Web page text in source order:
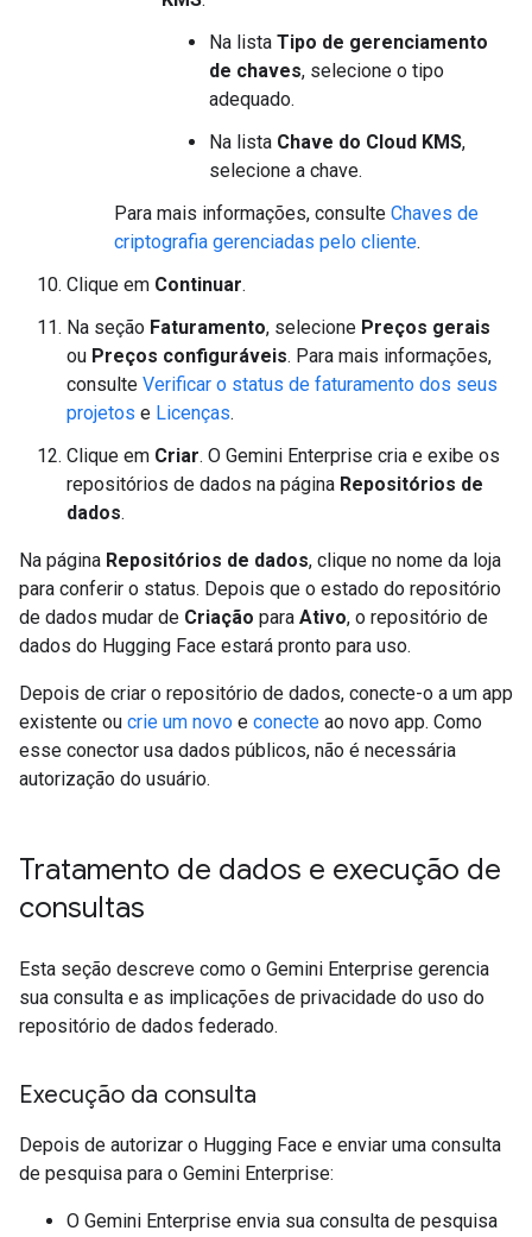
Na lista Tipo de gerenciamento
de chaves, selecione o tipo
adequado.
Na lista Chave do Cloud KMS,
selecione a chave.
Para mais informações, consulte Chaves de
criptografia gerenciadas pelo cliente.
Clique em Continuar.
Na seção Faturamento, selecione Preços gerais
ou Preços configuráveis. Para mais informações,
consulte Verificar o status de faturamento dos seus
projetos e Licenças.
Clique em Criar. O Gemini Enterprise cria e exibe os
repositórios de dados na página Repositórios de
dados.
Na página Repositórios de dados, clique no nome da loja
para conferir o status. Depois que o estado do repositório
de dados mudar de Criação para Ativo, o repositório de
dados do Hugging Face estará pronto para uso.
Depois de criar o repositório de dados, conecte-o a um app
existente ou crie um novo e conecte ao novo app. Como
esse conector usa dados públicos, não é necessária
autorização do usuário.
Tratamento de dados e execução de
consultas
Esta seção descreve como o Gemini Enterprise gerencia
sua consulta e as implicações de privacidade do uso do
repositório de dados federado.
Execução da consulta
Depois de autorizar o Hugging Face e enviar uma consulta
de pesquisa para o Gemini Enterprise:
O Gemini Enterprise envia sua consulta de pesquisa